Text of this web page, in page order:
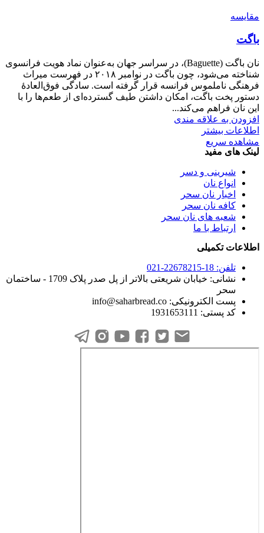
مقایسه
باگت
نان باگت (Baguette)، در سراسر جهان به‌عنوان نماد هویت فرانسوی
شناخته می‌شود، چون باگت در نوامبر ۲۰۱۸ در فهرست میراث
فرهنگی ناملموس فرانسه قرار گرفته است. سادگی فوق‌العادهٔ
دستور پخت باگت، امکان داشتن طیف گسترده‌ای از طعم‌ها را با
این نان فراهم می‌کند...
افزودن به علاقه مندی
اطلاعات بیشتر
مشاهده سریع
لینک های مفید
شیرینی و دسر
انواع نان
اخبار نان سحر
کافه نان سحر
شعبه های نان سحر
ارتباط با ما
اطلاعات تکمیلی
تلفن: 18-22678215-021
نشانی: خیابان شریعتی بالاتر از پل صدر پلاک 1709 - ساختمان
سحر
پست الکترونیکی: info@saharbread.co
کد پستی: 1931653111